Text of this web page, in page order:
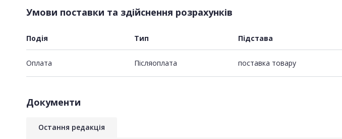
Умови поставки та здійснення розрахунків
Подія Тип Підстава
Оплата Пiсляоплата поставка товару
Документи
Остання редакція